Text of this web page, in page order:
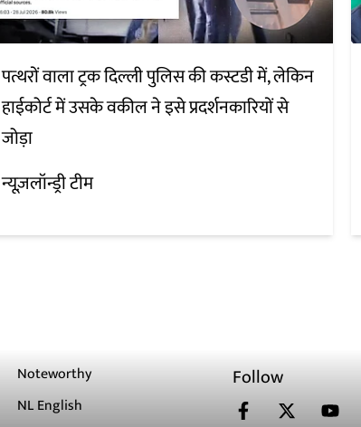
पत्थरों वाला ट्रक दिल्ली पुलिस की कस्टडी में, लेकिन
हाईकोर्ट में उसके वकील ने इसे प्रदर्शनकारियों से
जोड़ा
न्यूज़लॉन्ड्री टीम
Noteworthy
NL English
Follow